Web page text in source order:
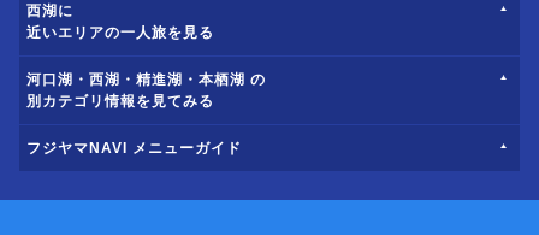
西湖に
近いエリアの一人旅を見る
河口湖・西湖・精進湖・本栖湖 の
別カテゴリ情報を見てみる
フジヤマNAVI メニューガイド